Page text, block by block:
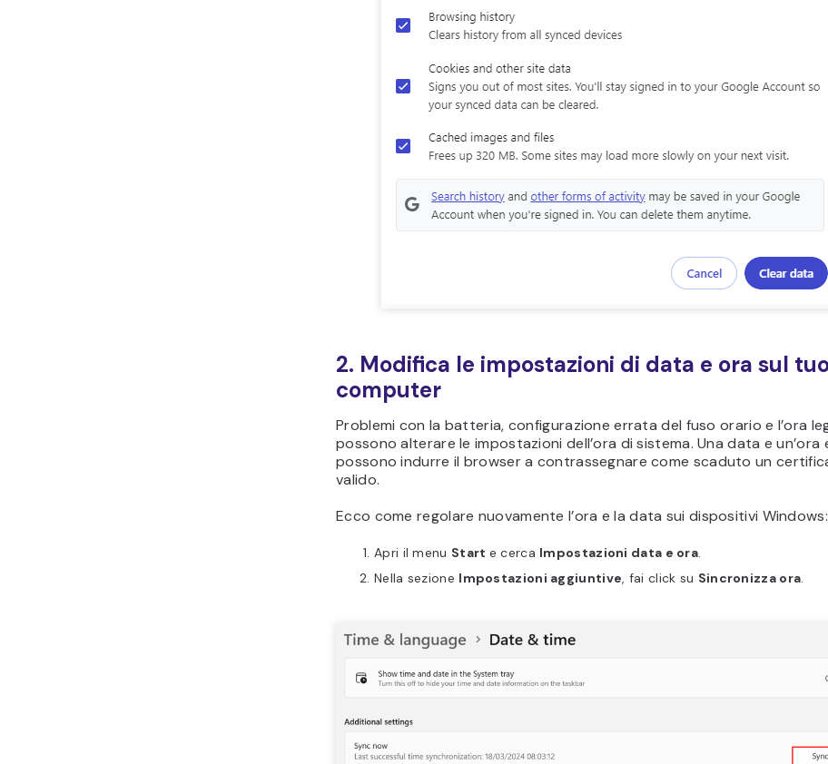
2. Modifica le impostazioni di data e ora sul
computer
Problemi con la batteria, configurazione errata del fuso orario e l’ora
possono alterare le impostazioni dell’ora di sistema. Una data e un’ora
possono indurre il browser a contrassegnare come scaduto un
valido.
Ecco come regolare nuovamente l’ora e la data sui dispositivi Windows:
Apri il menu Start e cerca Impostazioni data e ora.
Nella sezione Impostazioni aggiuntive, fai click su Sincronizza ora.